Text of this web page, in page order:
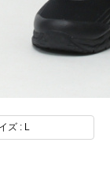
ズ : L